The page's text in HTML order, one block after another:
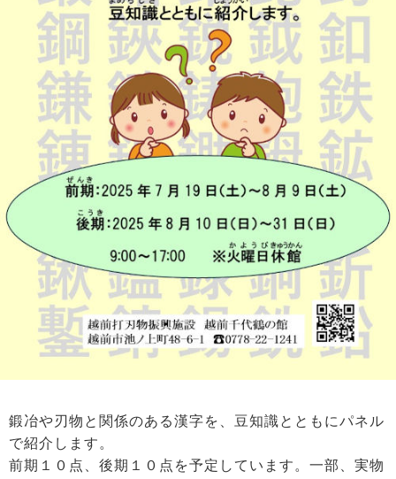
鍛冶や刃物と関係のある漢字を、豆知識とともにパネル
で紹介します。
前期１０点、後期１０点を予定しています。一部、実物